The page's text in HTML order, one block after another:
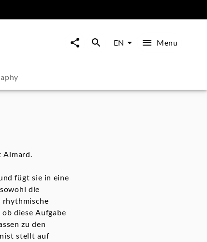
EN Menu
Aimard.
fügt sie in eine
die
rhythmische
diese Aufgabe
zu den
stellt auf